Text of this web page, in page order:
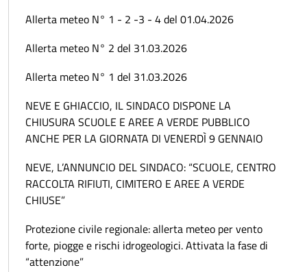
Allerta meteo N° 1 - 2 -3 - 4 del 01.04.2026
Allerta meteo N° 2 del 31.03.2026
Allerta meteo N° 1 del 31.03.2026
NEVE E GHIACCIO, IL SINDACO DISPONE LA
CHIUSURA SCUOLE E AREE A VERDE PUBBLICO
ANCHE PER LA GIORNATA DI VENERDÌ 9 GENNAIO
NEVE, L’ANNUNCIO DEL SINDACO: “SCUOLE, CENTRO
RACCOLTA RIFIUTI, CIMITERO E AREE A VERDE
CHIUSE”
Protezione civile regionale: allerta meteo per vento
forte, piogge e rischi idrogeologici. Attivata la fase di
“attenzione”